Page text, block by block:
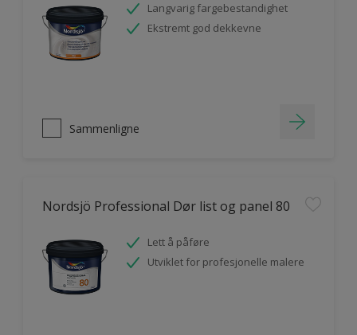
Langvarig fargebestandighet
Ekstremt god dekkevne
Sammenligne
Nordsjö Professional Dør list og panel 80
Lett å påføre
Utviklet for profesjonelle malere